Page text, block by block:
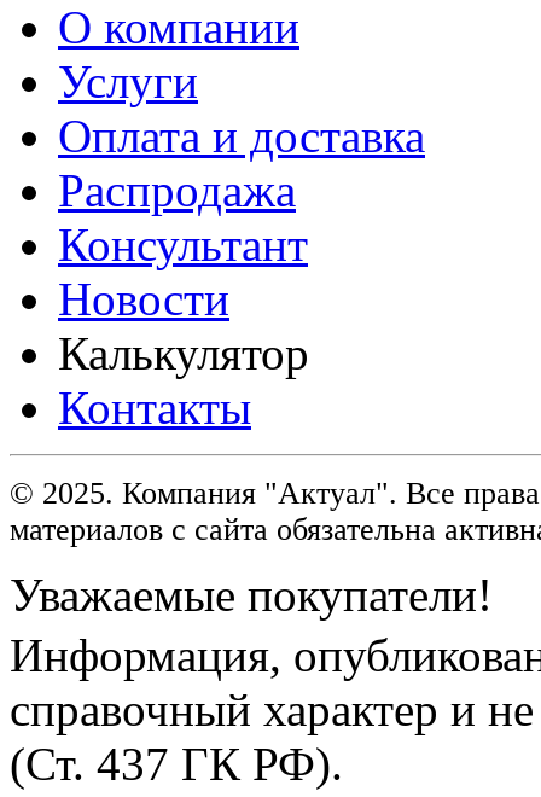
О компании
Услуги
Оплата и доставка
Распродажа
Консультант
Новости
Калькулятор
Контакты
© 2025. Компания "Актуал". Все
материалов с сайта обязательна
Уважаемые покупатели!
Информация,
справочный характер и
(Ст. 437 ГК РФ).